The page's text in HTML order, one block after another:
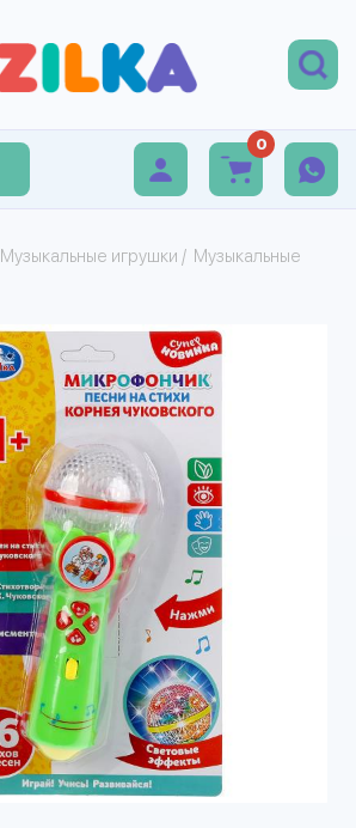
0
Музыкальные игрушки / Музыкальные